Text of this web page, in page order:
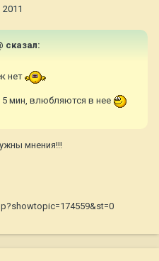
сказал:
нет
5 мин, влюбляются в нее
мнения!!!